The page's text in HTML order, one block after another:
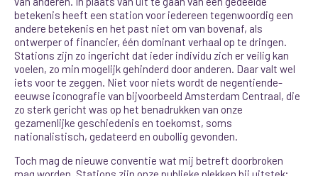
betekenis heeft een station voor iedereen tegenwoordig een
andere betekenis en het past niet om van bovenaf, als
ontwerper of financier, één dominant verhaal op te dringen.
Stations zijn zo ingericht dat ieder individu zich er veilig kan
voelen, zo min mogelijk gehinderd door anderen. Daar valt wel
iets voor te zeggen. Niet voor niets wordt de negentiende-
eeuwse iconografie van bijvoorbeeld Amsterdam Centraal, die
zo sterk gericht was op het benadrukken van onze
gezamenlijke geschiedenis en toekomst, soms
nationalistisch, gedateerd en oubollig gevonden.
Toch mag de nieuwe conventie wat mij betreft doorbroken